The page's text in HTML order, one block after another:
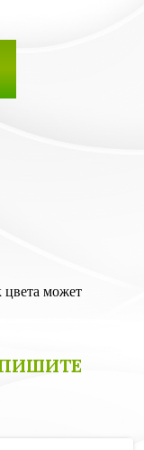
цвета может